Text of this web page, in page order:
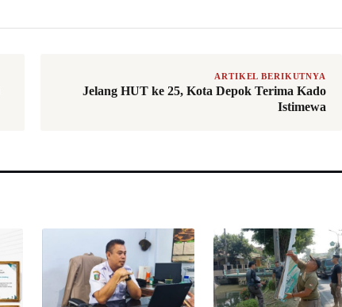
ARTIKEL BERIKUTNYA
Jelang HUT ke 25, Kota Depok Terima Kado
Istimewa